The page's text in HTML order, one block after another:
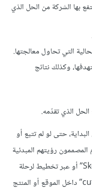
بها الشركة من الحل الذي
التي تحاول معالجتها.
وكذلك نتائج
الذي تقدّمه.
حتى لو لم تتبع أو
رؤيتهم المبدئية
للفريق، سواء عبر رسومات سريعة "Sketches” أو عبر تخطيط لرحلة
المستخدم "cutomer journey mapping” داخل الموقع أو المنتج